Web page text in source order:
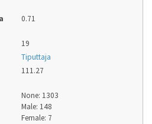
0.71
19
Tiputtaja
111.27
None: 1303
Male: 148
Female: 7